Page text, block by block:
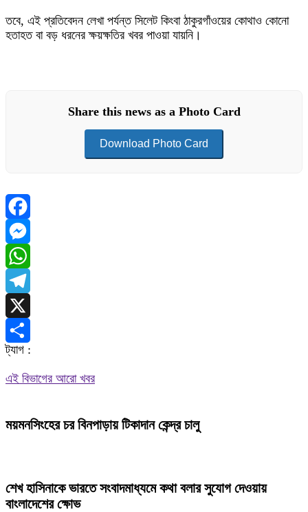
তবে, এই প্রতিবেদন লেখা পর্যন্ত সিলেট কিংবা ঠাকুরগাঁওয়ের কোথাও কোনো
হতাহত বা বড় ধরনের ক্ষয়ক্ষতির খবর পাওয়া যায়নি।
Share this news as a Photo Card
Download Photo Card
Facebook
Messenger
WhatsApp
Telegram
X
Share
ট্যাগ :
এই বিভাগের আরো খবর
ময়মনসিংহের চর বিনপাড়ায় টিকাদান কেন্দ্র চালু
শেখ হাসিনাকে ভারতে সংবাদমাধ্যমে কথা বলার সুযোগ দেওয়ায়
বাংলাদেশের ক্ষোভ